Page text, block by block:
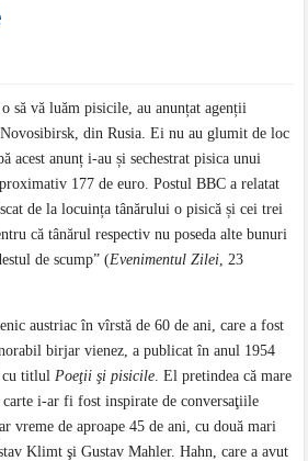
să vă luăm pisicile, au anunțat agenții
din Rusia. Ei nu au glumit de loc
acest anunț i-au și sechestrat pisica unui
177 de euro. Postul BBC a relatat
de la locuința tânărului o pisică și cei trei
că tânărul respectiv nu poseda alte bunuri
de scump” (Evenimentul Zilei , 23
austriac în vîrstă de 60 de ani, care a fost
birjar vienez, a publicat în anul 1954
cu titlul Poeţii şi pisicile . El pretindea că mare
i-ar fi fost inspirate de conversaţiile
vreme de aproape 45 de ani, cu două mari
Klimt şi Gustav Mahler. Hahn, care a avut